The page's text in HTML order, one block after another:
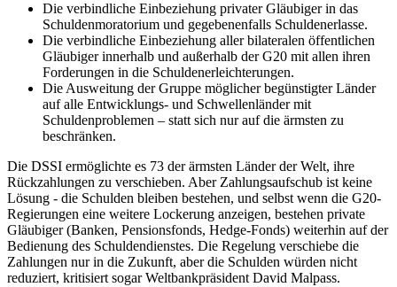
Die verbindliche Einbeziehung privater Gläubiger in das
Schuldenmoratorium und gegebenenfalls Schuldenerlasse.
Die verbindliche Einbeziehung aller bilateralen öffentlichen
Gläubiger innerhalb und außerhalb der G20 mit allen ihren
Forderungen in die Schuldenerleichterungen.
Die Ausweitung der Gruppe möglicher begünstigter Länder
auf alle Entwicklungs- und Schwellenländer mit
Schuldenproblemen – statt sich nur auf die ärmsten zu
beschränken.
Die DSSI ermöglichte es 73 der ärmsten Länder der Welt, ihre
Rückzahlungen zu verschieben. Aber Zahlungsaufschub ist keine
Lösung - die Schulden bleiben bestehen, und selbst wenn die G20-
Regierungen eine weitere Lockerung anzeigen, bestehen private
Gläubiger (Banken, Pensionsfonds, Hedge-Fonds) weiterhin auf der
Bedienung des Schuldendienstes. Die Regelung verschiebe die
Zahlungen nur in die Zukunft, aber die Schulden würden nicht
reduziert, kritisiert sogar Weltbankpräsident David Malpass.